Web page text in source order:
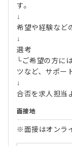
す。
↓
希望や経験など
↓
選考
└ご希望の方に
ツなど、サポー
↓
合否を求人担当
面接地
※面接はオンラ